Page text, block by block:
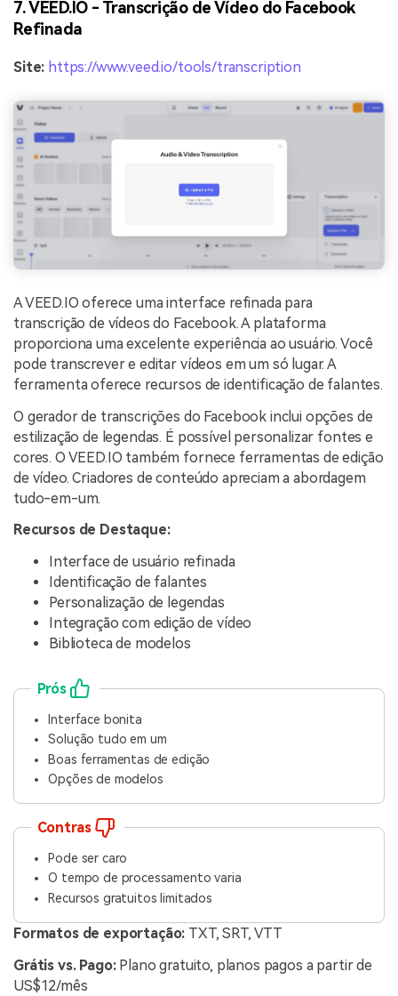
7. VEED.IO - Transcrição de Vídeo do Facebook
Refinada
Site: https://www.veed.io/tools/transcription
A VEED.IO oferece uma interface refinada para
transcrição de vídeos do Facebook. A plataforma
proporciona uma excelente experiência ao usuário. Você
pode transcrever e editar vídeos em um só lugar. A
ferramenta oferece recursos de identificação de falantes.
O gerador de transcrições do Facebook inclui opções de
estilização de legendas. É possível personalizar fontes e
cores. O VEED.IO também fornece ferramentas de edição
de vídeo. Criadores de conteúdo apreciam a abordagem
tudo-em-um.
Recursos de Destaque:
Interface de usuário refinada
Identificação de falantes
Personalização de legendas
Integração com edição de vídeo
Biblioteca de modelos
Prós
Interface bonita
Solução tudo em um
Boas ferramentas de edição
Opções de modelos
Contras
Pode ser caro
O tempo de processamento varia
Recursos gratuitos limitados
Formatos de exportação: TXT, SRT, VTT
Grátis vs. Pago: Plano gratuito, planos pagos a partir de
US$12/mês